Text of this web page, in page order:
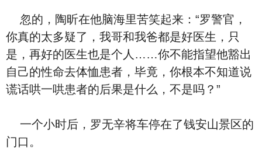
忽的，陶昕在他脑海里苦笑起来：“罗警官，
你真的太多疑了，我哥和我爸都是好医生，只
是，再好的医生也是个人……你不能指望他豁出
自己的性命去体恤患者，毕竟，你根本不知道说
谎话哄一哄患者的后果是什么，不是吗？”
一个小时后，罗无辛将车停在了钱安山景区的
门口。